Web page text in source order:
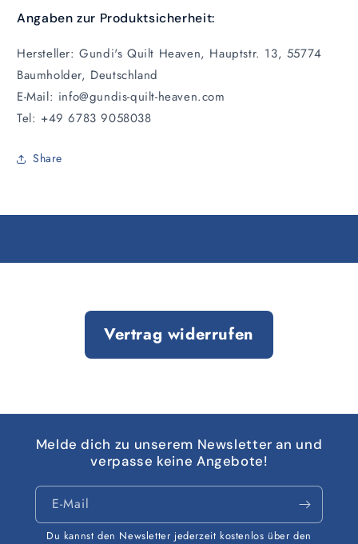
Angaben zur Produktsicherheit:
Hersteller: Gundi's Quilt Heaven, Hauptstr. 13, 55774
Baumholder, Deutschland
E-Mail: info@gundis-quilt-heaven.com
Tel: +49 6783 9058038
Share
Vertrag widerrufen
Melde dich zu unserem Newsletter an und
verpasse keine Angebote!
E-Mail
Du kannst den Newsletter jederzeit kostenlos über den